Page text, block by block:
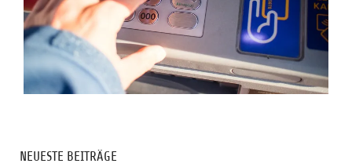
NEUESTE BEITRÄGE